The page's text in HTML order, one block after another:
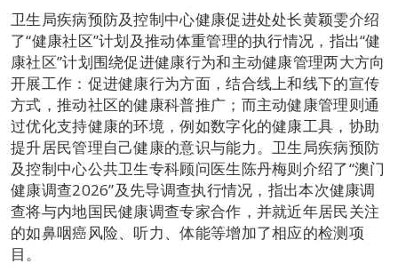
卫生局疾病预防及控制中心健康促进处处长黄颖雯介绍
了“健康社区”计划及推动体重管理的执行情况，指出“健
康社区”计划围绕促进健康行为和主动健康管理两大方向
开展工作：促进健康行为方面，结合线上和线下的宣传
方式，推动社区的健康科普推广；而主动健康管理则通
过优化支持健康的环境，例如数字化的健康工具，协助
提升居民管理自己健康的意识与能力。卫生局疾病预防
及控制中心公共卫生专科顾问医生陈丹梅则介绍了“澳门
健康调查2026”及先导调查执行情况，指出本次健康调
查将与内地国民健康调查专家合作，并就近年居民关注
的如鼻咽癌风险、听力、体能等增加了相应的检测项
目。